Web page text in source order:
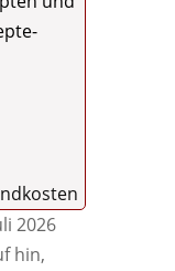
2026
hin,